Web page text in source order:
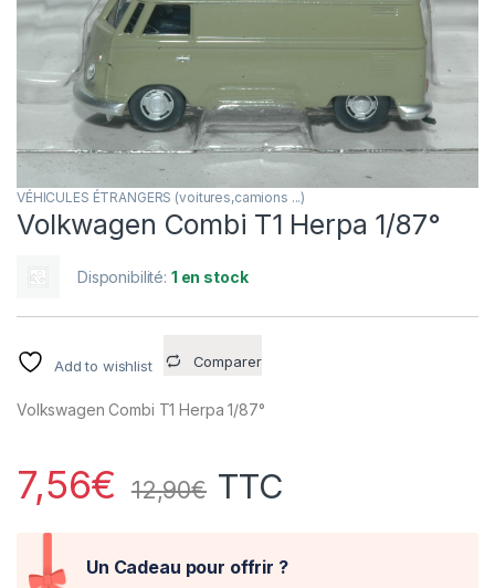
VÉHICULES ÉTRANGERS (voitures,camions ...)
Volkwagen Combi T1 Herpa 1/87°
Disponibilité: 1 en stock
Add to wishlist Comparer
Volkswagen Combi T1 Herpa 1/87°
7,56€ 12,90€ TTC
Un Cadeau pour offrir ?